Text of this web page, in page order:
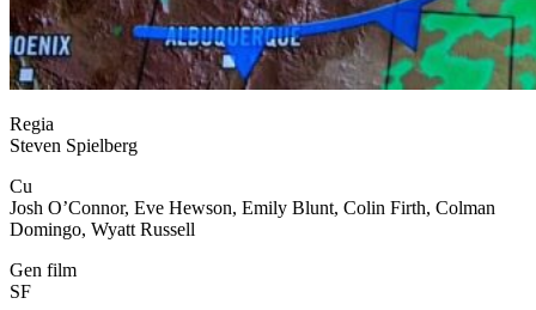
Regia
Steven Spielberg
Cu
Josh O’Connor, Eve Hewson, Emily Blunt, Colin Firth, Colman
Domingo, Wyatt Russell
Gen film
SF